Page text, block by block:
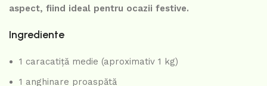
aspect, fiind ideal pentru ocazii festive.
Ingrediente
1 caracatiță medie (aproximativ 1 kg)
1 anghinare proaspătă